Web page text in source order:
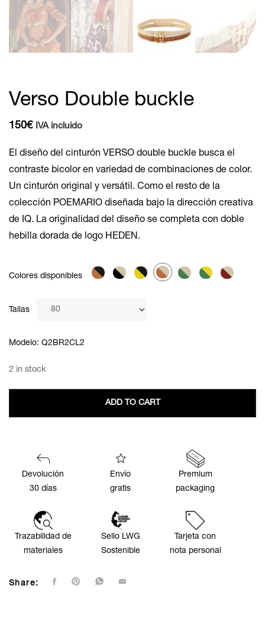
Verso Double buckle
150€ IVA incluido
El diseño del cinturón VERSO double buckle busca el
contraste bicolor en variedad de combinaciones de color.
Un cinturón original y versátil. Como el resto de la
colección POEMARIO diseñada bajo la dirección creativa
de IQ. La originalidad del diseño se completa con doble
hebilla dorada de logo HEDEN.
Colores disponibles
Tallas
Modelo: Q2BR2CL2
2 in stock
ADD TO CART
Devolución
30 días
Envío
gratis
Premium
packaging
Trazabilidad de
materiales
Sello LWG
Sostenible
Tarjeta con
nota personal
Share: